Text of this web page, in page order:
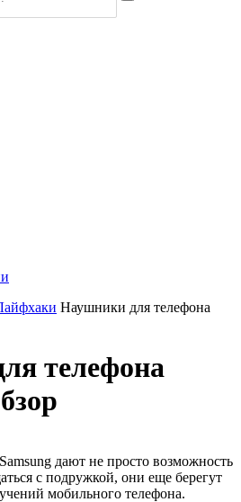
Наушники для телефона
телефона
дают не просто возможность
с подружкой, они еще берегут
мобильного телефона.